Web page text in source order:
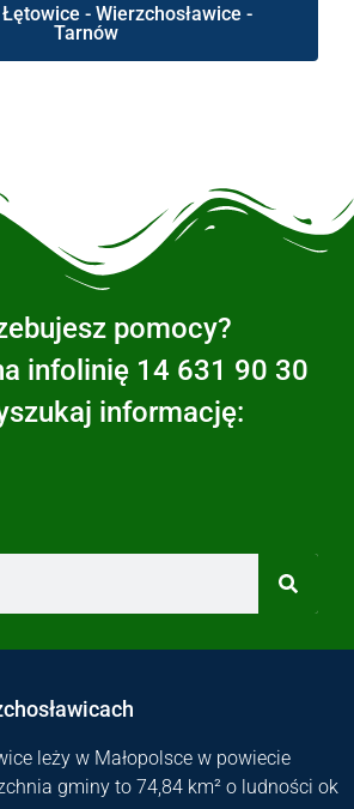
- Wierzchosławice -
Tarnów
pomocy?
infolinię 14 631 90 30
informację:
leży w Małopolsce w powiecie
gminy to 74,84 km² o ludności ok